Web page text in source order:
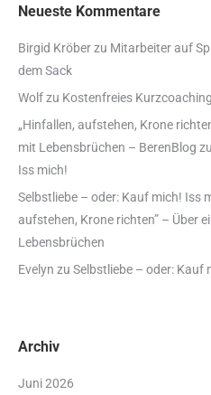
Neueste Kommentare
Birgid Kröberzu Mitarbeiter auf
dem Sack
Wolfzu Kostenfreies
„Hinfallen, aufstehen, Krone
mit Lebensbrüchen – BerenBlog zu
Iss mich!
Selbstliebe – oder: Kauf mich! Iss
aufstehen, Krone richten” – Über
Lebensbrüchen
Evelyn zu Selbstliebe – oder: Kauf
Archiv
Juni 2026